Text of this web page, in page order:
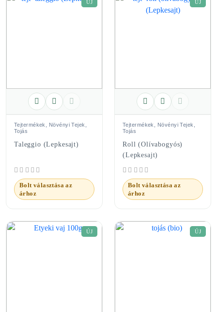
ÚJ
Tejtermékek, Növényi Tejek,
Tojás
Taleggio (Lepkesajt)
Bolt választása az
árhoz
ÚJ
Tejtermékek, Növényi Tejek,
Tojás
Roll (olívabogyós)
(Lepkesajt)
Bolt választása az
árhoz
ÚJ ÚJ